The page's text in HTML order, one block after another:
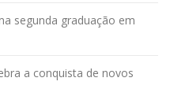
segunda graduação em
a conquista de novos